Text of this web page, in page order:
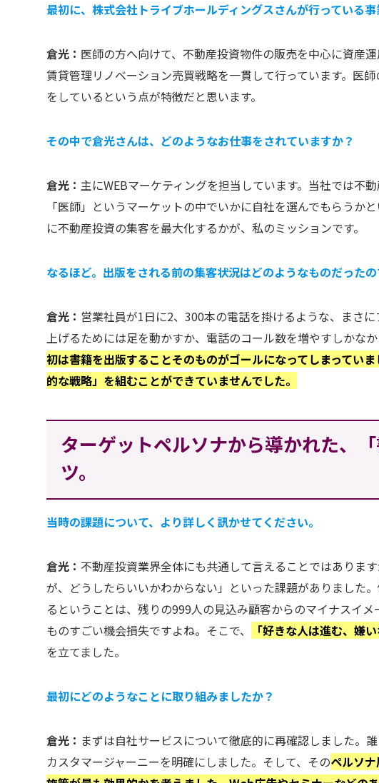
最初に、株式会社トライブホールディングスさんが行っている事
倉光： 医師の方へ向けて、不動産投資物件の販売を中心に資産
賃貸管理リノベーション売買戦略を一貫して行っています。医
をしているという点が特徴だと思います。
その中で倉光さんは、どのようなお仕事をされていますか？
倉光：主にWEBマーケティングを担当しています。当社では不
「医師」というマーケットの中でいかに自社を選んでもらうか
に不動産投資の集客を最大化するかが、私のミッションです。
なるほど。出版をされる前の集客状況はどのようなものだった
倉光： 営業社員が1日に2、300本の電話を掛けるような、まさ
上げるためには足を動かすか、電話のコール数を増やすしかな
初は書籍を出版することそのものがゴールになってしまってい
的な戦略」を組むことができていませんでした。
ターゲットペルソナから導かれた、
ツ。
当時の課題について、より詳しく訊かせてください。
倉光： 不動産投資業界全体にも共通して言えることではありま
が、どうしたらいいかわからない」といった課題がありました
るということは、残りの999人の見込み顧客からのマイナスイメ
ものすごい機会損失ですよね。そこで、
「好きな人は進む、嫌
を立てました。
最初にどのようなことに取り組みましたか？
倉光： まずは自社サービスについて徹底的に再確認しました。
カスタマージャーニーを明確にしました。そして、そのペルソ